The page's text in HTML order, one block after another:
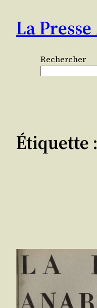
contenu
La
Rechercher
Étiquette :